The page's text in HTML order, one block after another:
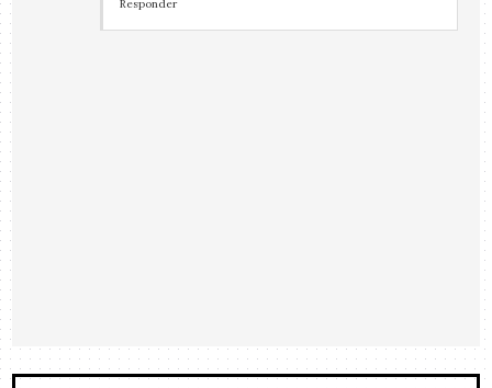
Responder